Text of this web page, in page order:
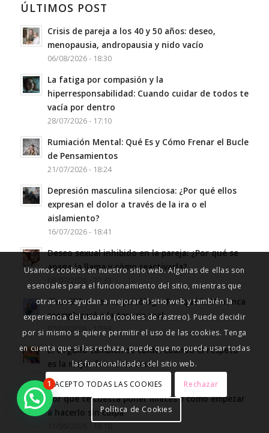
ÚLTIMOS POST
Crisis de pareja a los 40 y 50 años: deseo,
menopausia, andropausia y nido vacío
06/08/2026 - 18:30
La fatiga por compasión y la
hiperresponsabilidad: Cuando cuidar de todos te
vacía por dentro
28/07/2026 - 17:10
Rumiación Mental: Qué Es y Cómo Frenar el Bucle
de Pensamientos
21/07/2026 - 18:24
Depresión masculina silenciosa: ¿Por qué ellos
expresan el dolor a través de la ira o el
aislamiento?
16/07/2026 - 18:41
Deseo sexual inhibido en la pareja: ¿Por qué se
apaga la llama y cómo reactivarla?
09/07/2026 - 22:33
ChatGPT no es tu psicólogo: Por qué la IA nunca
reemplazará a la terapia real
07/07/2026 - 17:53
El Orgullo también se cuida: cuando el respeto
es la mejor forma de amar
02/07/2026 - 20:39
Por qué te cuesta poner límites y cómo empezar
a hacerlo sin culpa
Usamos cookies en nuestro sitio web. Algunas de ellas son
esenciales para el funcionamiento del sitio, mientras que
otras nos ayudan a mejorar el sitio web y también la
experiencia del usuario (cookies de rastreo). Puede decidir
por si mismo si quiere permitir el uso de las cookies. Tenga
en cuenta que si las rechaza, puede que no pueda usar todas
las funcionalidades del sitio web.
ACEPTO TODAS LAS COOKIES Rechazar
Política de Cookies
1